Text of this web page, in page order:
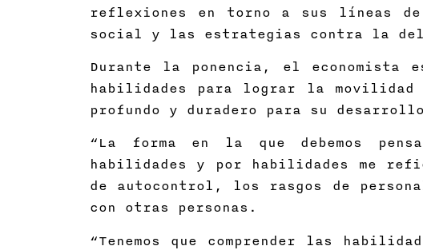
reflexiones en torno a sus líneas
social y las estrategias contra la
Durante la ponencia, el economista
habilidades para lograr la movilidad
profundo y duradero para su
“La forma en la que debemos
habilidades y por habilidades me
de autocontrol, los rasgos de
con otras personas.
“Tenemos que comprender las